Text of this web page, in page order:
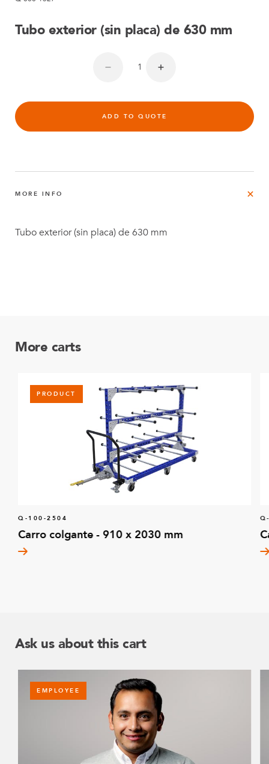
Tubo exterior (sin placa) de 630 mm
ADD TO QUOTE
MORE INFO
Tubo exterior (sin placa) de 630 mm
More carts
PRODUCT
Q-100-2504
Carro colgante - 910 x 2030 mm
Ask us about this cart
EMPLOYEE